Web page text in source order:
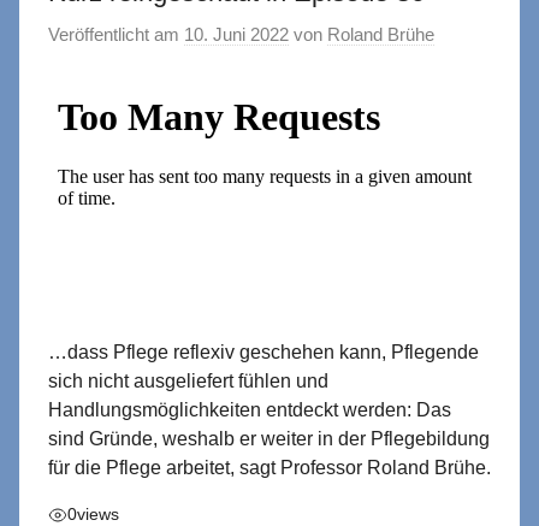
Veröffentlicht am 10. Juni 2022 von Roland Brühe
…dass Pflege reflexiv geschehen kann, Pflegende
sich nicht ausgeliefert fühlen und
Handlungsmöglichkeiten entdeckt werden: Das
sind Gründe, weshalb er weiter in der Pflegebildung
für die Pflege arbeitet, sagt Professor Roland Brühe.
0views